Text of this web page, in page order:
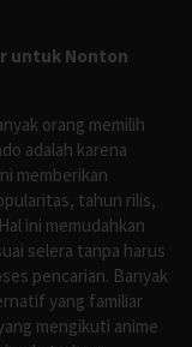
untuk Nonton
orang memilih
adalah karena
memberikan
tahun rilis,
ini memudahkan
selera tanpa harus
pencarian. Banyak
yang familiar
mengikuti anime